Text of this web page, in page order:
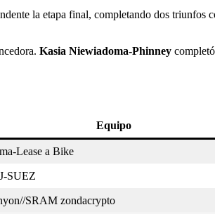
la etapa final, completando dos triunfos
Kasia Niewiadoma‑Phinney
Equipo
a Bike
SRAM zondacrypto